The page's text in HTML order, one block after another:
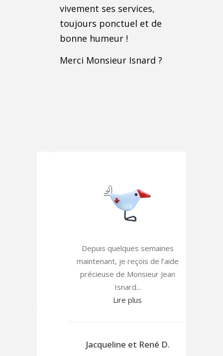
vivement ses services,
toujours ponctuel et de
bonne humeur !
Merci Monsieur Isnard ?
Depuis quelques semaines
maintenant, je reçois de l’aide
précieuse de Monsieur Jean
Isnard...
Lire plus
Jacqueline et René D.